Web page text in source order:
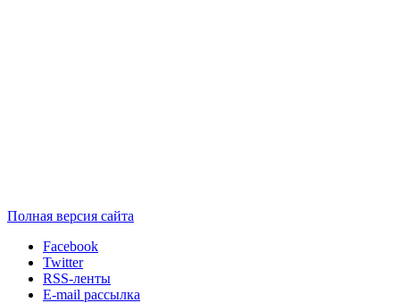
Полная версия сайта
Facebook
Twitter
RSS-ленты
E-mail рассылка